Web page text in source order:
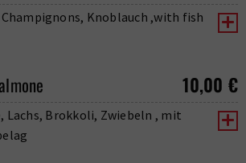
Knoblauch ,with fish
10,00 €
Lachs, Brokkoli, Zwiebeln , mit